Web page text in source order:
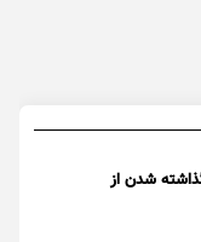
شدن از